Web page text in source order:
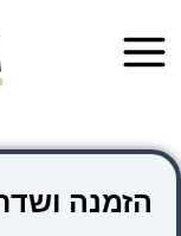
לתוכן
Menu
הזמנה